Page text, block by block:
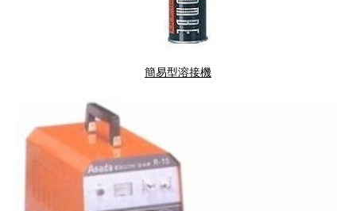
簡易型溶接機